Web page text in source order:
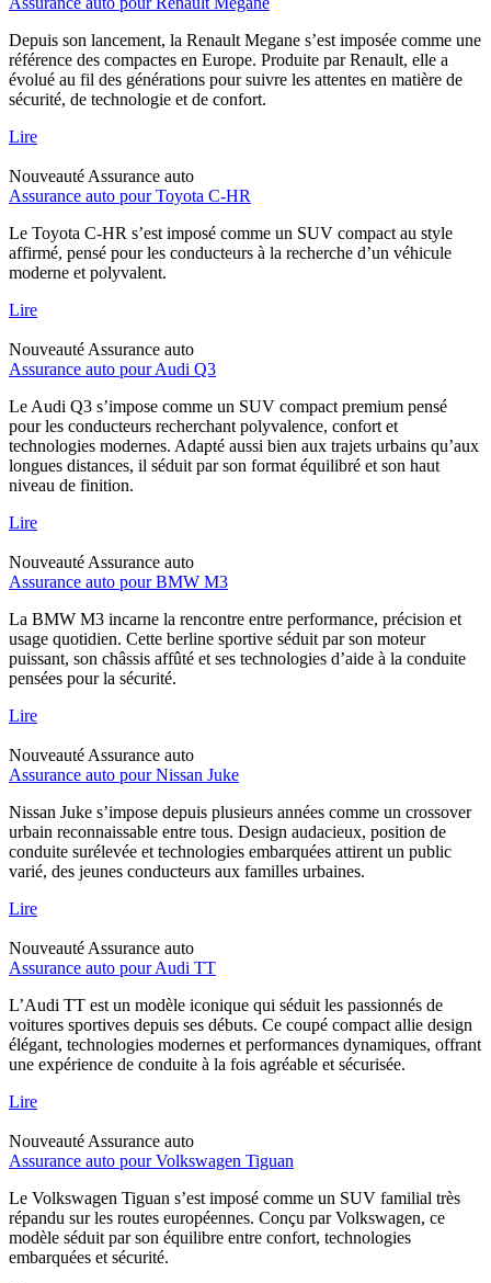
Depuis son lancement, la Renault Megane s’est imposée comme une
référence des compactes en Europe. Produite par Renault, elle a
évolué au fil des générations pour suivre les attentes en matière de
sécurité, de technologie et de confort.
Lire
Nouveauté Assurance auto
Assurance auto pour Toyota C-HR
Le Toyota C-HR s’est imposé comme un SUV compact au style
affirmé, pensé pour les conducteurs à la recherche d’un véhicule
moderne et polyvalent.
Lire
Nouveauté Assurance auto
Assurance auto pour Audi Q3
Le Audi Q3 s’impose comme un SUV compact premium pensé
pour les conducteurs recherchant polyvalence, confort et
technologies modernes. Adapté aussi bien aux trajets urbains qu’aux
longues distances, il séduit par son format équilibré et son haut
niveau de finition.
Lire
Nouveauté Assurance auto
Assurance auto pour BMW M3
La BMW M3 incarne la rencontre entre performance, précision et
usage quotidien. Cette berline sportive séduit par son moteur
puissant, son châssis affûté et ses technologies d’aide à la conduite
pensées pour la sécurité.
Lire
Nouveauté Assurance auto
Assurance auto pour Nissan Juke
Nissan Juke s’impose depuis plusieurs années comme un crossover
urbain reconnaissable entre tous. Design audacieux, position de
conduite surélevée et technologies embarquées attirent un public
varié, des jeunes conducteurs aux familles urbaines.
Lire
Nouveauté Assurance auto
Assurance auto pour Audi TT
L’Audi TT est un modèle iconique qui séduit les passionnés de
voitures sportives depuis ses débuts. Ce coupé compact allie design
élégant, technologies modernes et performances dynamiques, offrant
une expérience de conduite à la fois agréable et sécurisée.
Lire
Nouveauté Assurance auto
Assurance auto pour Volkswagen Tiguan
Le Volkswagen Tiguan s’est imposé comme un SUV familial très
répandu sur les routes européennes. Conçu par Volkswagen, ce
modèle séduit par son équilibre entre confort, technologies
embarquées et sécurité.